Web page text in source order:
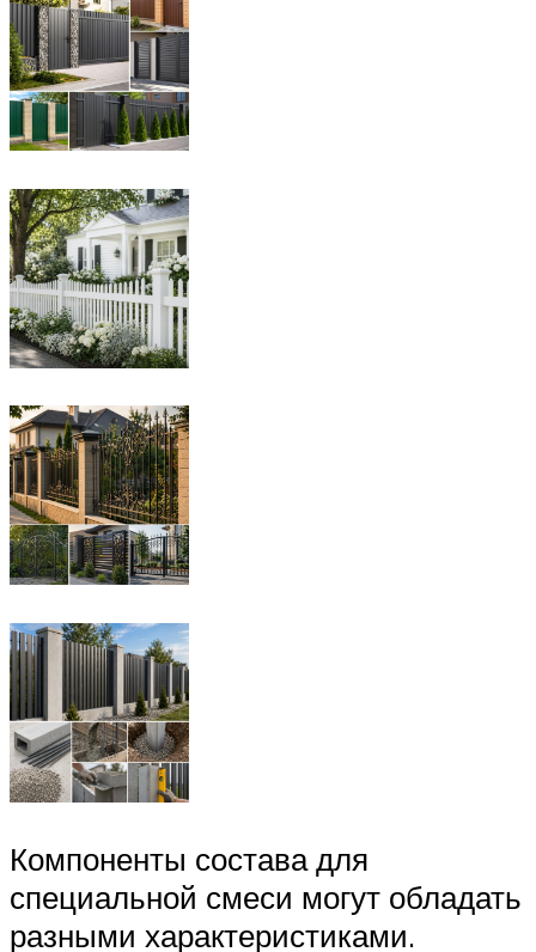
Компоненты состава для
специальной смеси могут обладать
разными характеристиками.